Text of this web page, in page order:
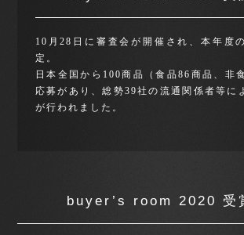
10月28日に審査会が開催され、本年度
定。
日本全国から100商品（食品86商品、非
応募があり、総勢39社の流通関係者等に
が行われました。
buyer’s room 2020 受